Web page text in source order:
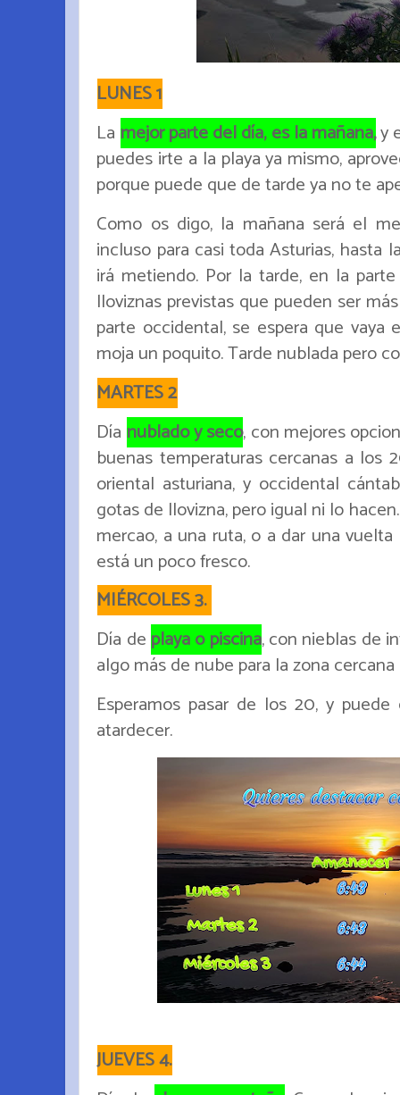
LUNES 1
La mejor parte del día, es la mañana,y
puedes irte a la playa ya mismo,
porque puede que de tarde ya no te
Como os digo, la mañana será el
incluso para casi toda Asturias, hasta
irá metiendo. Por la tarde, en la
lloviznas previstas que pueden ser
parte occidental, se espera que vaya
moja un poquito. Tarde nublada pero
MARTES 2
Día nublado y seco, con mejores
buenas temperaturas cercanas a los
oriental asturiana, y occidental
gotas de llovizna, pero igual ni lo
mercao, a una ruta, o a dar una
está un poco fresco.
MIÉRCOLES 3.
Día de playa o piscina, con nieblas de
algo más de nube para la zona
Esperamos pasar de los 20, y
atardecer.
JUEVES 4.